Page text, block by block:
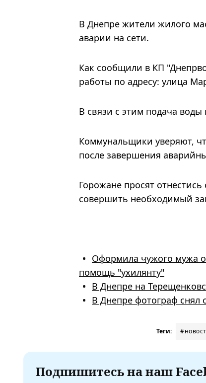
В Днепре жители жилого
аварии на сети.
Как сообщили в КП
работы по адресу: улица
В связи с этим подача
Коммунальщики уверяют,
после завершения
Горожане просят
совершить необходимый
Оформила чужого мужа
помощь "ухилянту"
В Днепре на
В Днепре фотограф
Теги:
Подпишитесь на наш